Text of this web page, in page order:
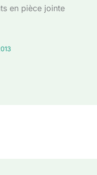
en pièce jointe